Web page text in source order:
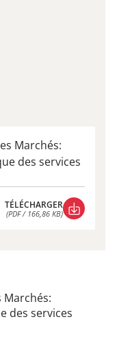
Marchés:
des services
TÉLÉCHARGER
(PDF / 166,86 KB)
Marchés:
des services